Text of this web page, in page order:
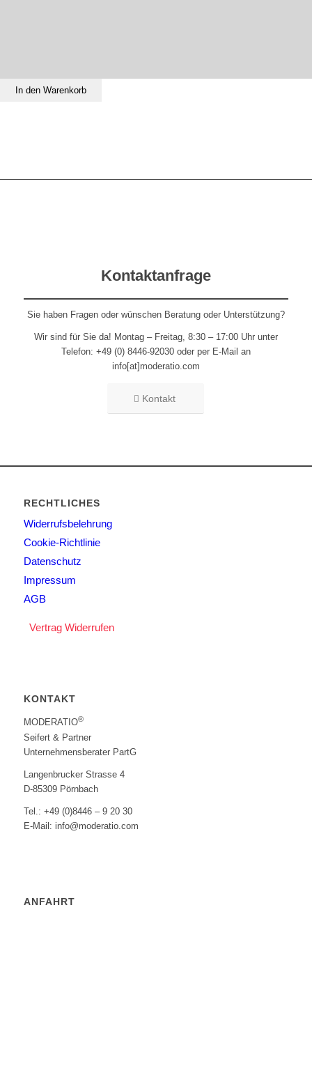
In den Warenkorb
Kontaktanfrage
Sie haben Fragen oder wünschen Beratung oder Unterstützung?
Wir sind für Sie da! Montag – Freitag, 8:30 – 17:00 Uhr unter
Telefon: +49 (0) 8446-92030 oder per E-Mail an
info[at]moderatio.com
Kontakt
RECHTLICHES
Widerrufsbelehrung
Cookie-Richtlinie
Datenschutz
Impressum
AGB
Vertrag Widerrufen
KONTAKT
MODERATIO®
Seifert & Partner
Unternehmensberater PartG
Langenbrucker Strasse 4
D-85309 Pörnbach
Tel.: +49 (0)8446 – 9 20 30
E-Mail: info@moderatio.com
ANFAHRT